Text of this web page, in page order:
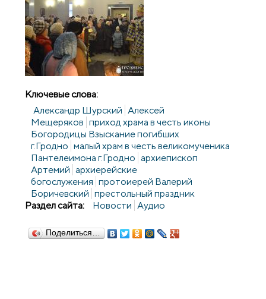
Ключевые слова:
Александр Шурский Алексей
Мещеряков приход храма в честь иконы
Богородицы Взыскание погибших
г.Гродно малый храм в честь великомученика
Пантелеимона г.Гродно архиепископ
Артемий архиерейские
богослужения протоиерей Валерий
Боричевский престольный праздник
Раздел сайта:
Новости Аудио
Поделиться…